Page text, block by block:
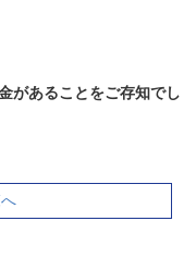
があることをご存知でし